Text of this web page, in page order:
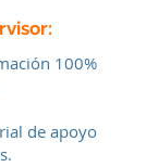
100%
de apoyo